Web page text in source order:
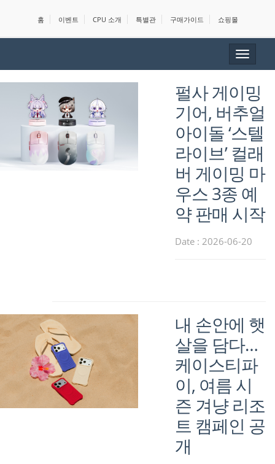
홈 이벤트 CPU 소개 특별관 구매가이드 쇼핑몰
Toggle
펄사 게이밍
기어, 버추얼
아이돌 ‘스텔
라이브’ 컬래
버 게이밍 마
우스 3종 예
약 판매 시작
Date : 2026-06-20
내 손안에 햇
살을 담다…
케이스티파
이, 여름 시
즌 겨냥 리조
트 캠페인 공
개